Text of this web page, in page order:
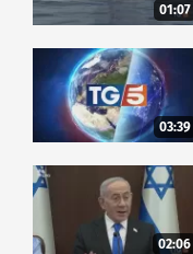
01:07
03:39
02:06